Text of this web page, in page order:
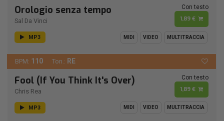
Orologio senza tempo
Sal Da Vinci
Con testo
1,89 €
MP3 MIDI VIDEO MULTITRACCIA
BPM: 110 Ton.: RE
Fool (If You Think It's Over)
Chris Rea
Con testo
1,89 €
MP3 MIDI VIDEO MULTITRACCIA